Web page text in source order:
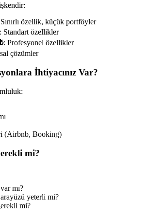
özellik, küçük portföyler
: Standart özellikler
: Profesyonel özellikler
çözümler
İhtiyacınız Var?
(Airbnb, Booking)
mi?
mı?
yeterli mi?
mi?